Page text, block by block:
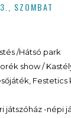
SZOMBAT
/Hátsó park
show /
Festetics
játszóház -népi